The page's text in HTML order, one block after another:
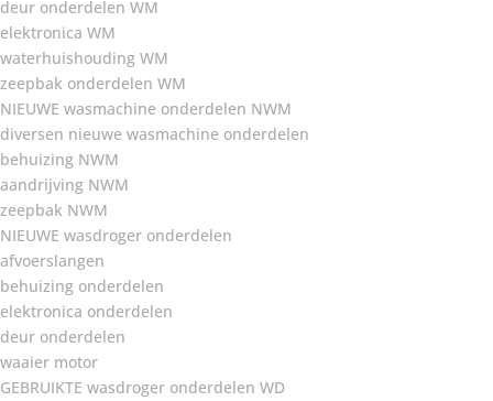
deur onderdelen WM
elektronica WM
waterhuishouding WM
zeepbak onderdelen WM
NIEUWE wasmachine onderdelen NWM
diversen nieuwe wasmachine onderdelen
behuizing NWM
aandrijving NWM
zeepbak NWM
NIEUWE wasdroger onderdelen
afvoerslangen
behuizing onderdelen
elektronica onderdelen
deur onderdelen
waaier motor
GEBRUIKTE wasdroger onderdelen WD